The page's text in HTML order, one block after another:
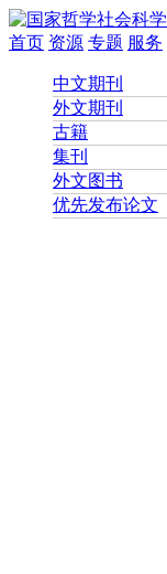
首页 资源 专题 服务
中文期刊
外文期刊
古籍
集刊
外文图书
优先发布论文